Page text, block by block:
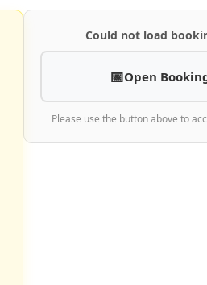
Could not load
Open
Please use the button above to